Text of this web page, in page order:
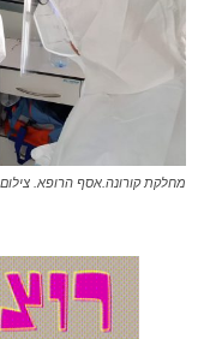
מחלקת קורונה.אסף הרופא.